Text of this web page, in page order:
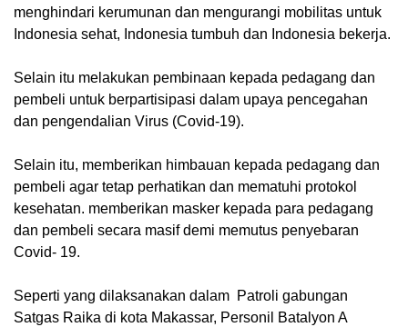
menghindari kerumunan dan mengurangi mobilitas untuk
Indonesia sehat, Indonesia tumbuh dan Indonesia bekerja.
Selain itu melakukan pembinaan kepada pedagang dan
pembeli untuk berpartisipasi dalam upaya pencegahan
dan pengendalian Virus (Covid-19).
Selain itu, memberikan himbauan kepada pedagang dan
pembeli agar tetap perhatikan dan mematuhi protokol
kesehatan. memberikan masker kepada para pedagang
dan pembeli secara masif demi memutus penyebaran
Covid- 19.
Seperti yang dilaksanakan dalam Patroli gabungan
Satgas Raika di kota Makassar, Personil Batalyon A